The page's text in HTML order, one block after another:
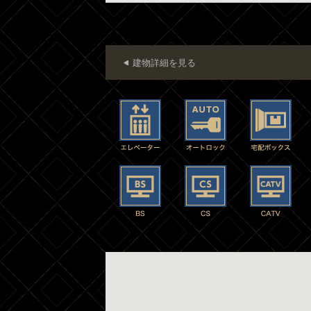
建物詳細を見る